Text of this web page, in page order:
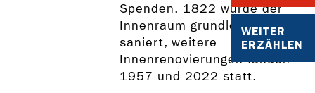
WEITER
ERZÄHLEN
Spenden. 1822 wurde der
Innenraum grundlegend
saniert, weitere
Innenrenovierungen fanden
1957 und 2022 statt.